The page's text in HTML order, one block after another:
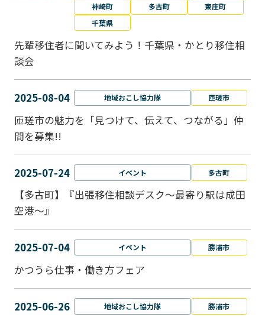
神崎町
多古町
東庄町
千葉県
先輩移住者に聞いてみよう！千葉県・かとり移住相
談会
2025-08-04 地域おこし協力隊 匝瑳市
匝瑳市の魅力を「見つけて、伝えて、つながる」仲
間を募集!!
2025-07-24 イベント 多古町
【多古町】『出張移住相談デスク～最寄り駅は成田
空港～』
2025-07-04 イベント 勝浦市
かつうら仕事・働き方フェア
2025-06-26 地域おこし協力隊 勝浦市